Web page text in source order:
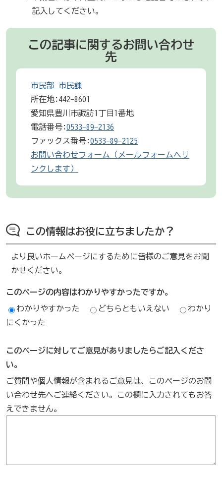
記入してください。
この記事に関するお問い合わせ
先
市民部 市民課
所在地:442-8601
愛知県豊川市諏訪1丁目1番地
電話番号:0533-89-2136
ファックス番号:0533-89-2125
お問い合わせフォーム（メールフォームへリ
ンクします）
この情報はお役に立ちましたか？
より良いホームページにするために皆様のご意見をお聞
かせください。
このページの内容はわかりやすかったですか。
わかりやすかった どちらともいえない
わかり
にくかった
このページに対してご意見がありましたらご記入くださ
い。
ご質問や個人情報が含まれるご意見は、このページのお問
い合わせ先へご連絡ください。この欄に入力されてもお答
えできません。